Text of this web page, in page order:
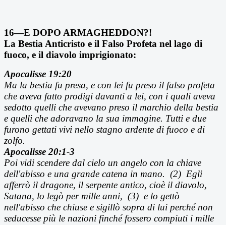
16—E DOPO ARMAGHEDDON?!
La Bestia Anticristo e il Falso Profeta nel lago di
fuoco, e il diavolo imprigionato:
Apocalisse 19:20
Ma la bestia fu presa, e con lei fu preso il falso profeta
che aveva fatto prodigi davanti a lei, con i quali aveva
sedotto quelli che avevano preso il marchio della bestia
e quelli che adoravano la sua immagine. Tutti e due
furono gettati vivi nello stagno ardente di fuoco e di
zolfo.
Apocalisse 20:1-3
Poi vidi scendere dal cielo un angelo con la chiave
dell'abisso e una grande catena in mano. (2) Egli
afferrò il dragone, il serpente antico, cioè il diavolo,
Satana, lo legò per mille anni, (3) e lo gettò
nell'abisso che chiuse e sigillò sopra di lui perché non
seducesse più le nazioni finché fossero compiuti i mille